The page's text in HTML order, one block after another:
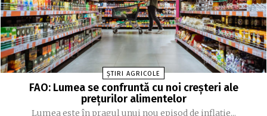
ȘTIRI AGRICOLE
FAO: Lumea se confruntă cu noi creşteri ale
preţurilor alimentelor
Lumea este în pragul unui nou episod de inflaţie...